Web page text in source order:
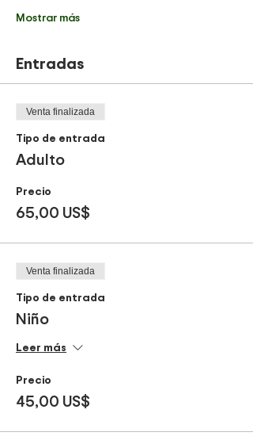
Mostrar más
Entradas
Venta finalizada
Tipo de entrada
Adulto
Precio
65,00 US$
Venta finalizada
Tipo de entrada
Niño
Leer más
Precio
45,00 US$